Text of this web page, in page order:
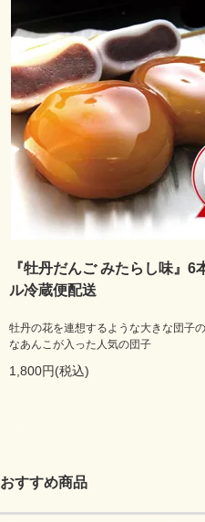
『牡丹だんご みたらし味』
ル冷蔵便配送
牡丹の花を連想するような大きな団子
なあんこが入った人気の団子
1,800円(税込)
おすすめ商品